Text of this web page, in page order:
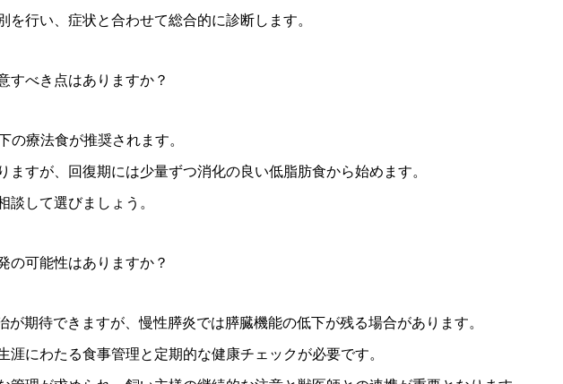
を行い、症状と合わせて総合的に診断します。
すべき点はありますか？
の療法食が推奨されます。
ますが、回復期には少量ずつ消化の良い低脂肪食から始めます。
談して選びましょう。
の可能性はありますか？
期待できますが、慢性膵炎では膵臓機能の低下が残る場合があります。
涯にわたる食事管理と定期的な健康チェックが必要です。